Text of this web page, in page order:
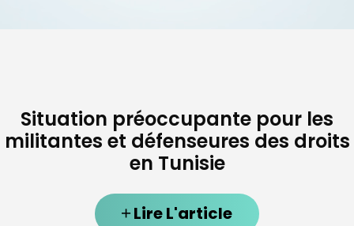
Situation préoccupante pour les
militantes et défenseures des droits
en Tunisie
Lire L'article